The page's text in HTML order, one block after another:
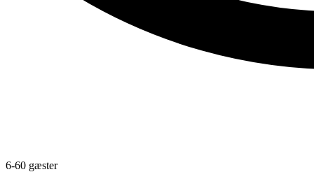
6-60 gæster